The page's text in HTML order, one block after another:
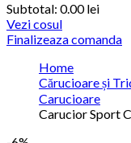
Subtotal: 0.00lei
Vezi cosul
Finalizeaza comanda
Home
Cărucioare și
Carucioare
Carucior Sport